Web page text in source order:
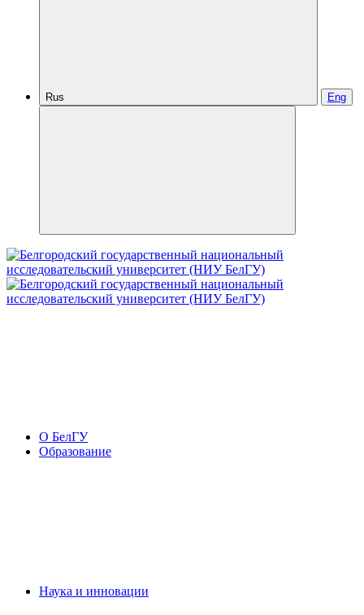
Rus Eng
О БелГУ
Образование
Наука и инновации